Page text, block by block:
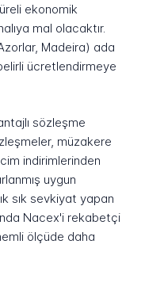
ekonomik
mal olacaktır.
Madeira) ada
ücretlendirmeye
sözleşme
müzakere
indirimlerinden
uygun
sık sevkiyat yapan
Nacex'i rekabetçi
ölçüde daha